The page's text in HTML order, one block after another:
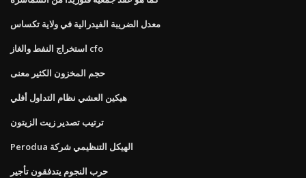
معدل الضريبة الفيدرالية في ولاية تكساس
استخراج النفط والغاز cfo
حجم المخزون الكثير معنى
هيكين العشي نظام التداول أفلي
ترتيب تصدير زيت الزيتون
Perodua الهيكل التنظيمي شركة
حرب النجوم يتدفقون تأجير